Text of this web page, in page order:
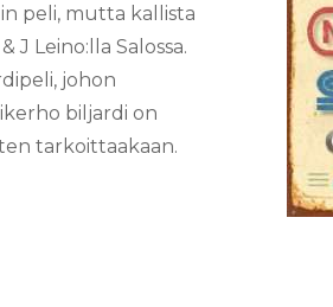
peli, mutta kallista
J Leino:lla Salossa.
johon
biljardi on
tarkoittaakaan.